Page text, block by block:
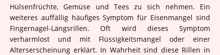
Hülsenfrüchte, Gemüse und Tees zu sich nehmen. Ein
weiteres auffällig häufiges Symptom für Eisenmangel sind
Fingernagel-Längsrillen. Oft wird dieses Symptom
verharmlost und mit Flüssigkeitsmangel oder einer
Alterserscheinung erklärt. In Wahrheit sind diese Rillen in